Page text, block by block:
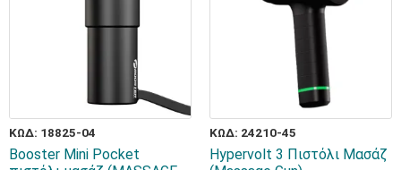
ΚΩΔ: 18825-04
Booster Mini Pocket
ΚΩΔ: 24210-45
Hypervolt 3 Πιστόλι Μασάζ